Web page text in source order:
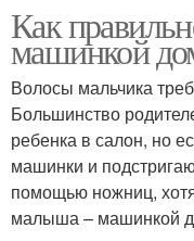
Как
машинкой
Волосы мальчика
Большинство
ребенка в салон, но
машинки и
помощью ножниц,
малыша – машинкой